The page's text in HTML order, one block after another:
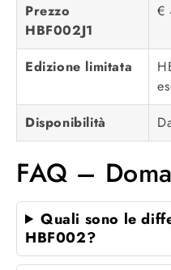
Prezzo
HBF002J1
€
Edizione limitata
Disponibilità
FAQ –
Quali sono le
HBF002?